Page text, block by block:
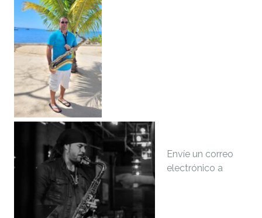
Envíe un correo
electrónico a